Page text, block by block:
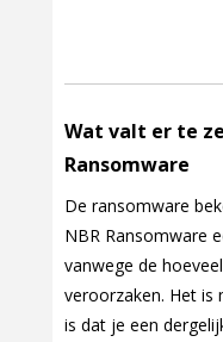
Wat valt er te
Ransomware
De ransomware
NBR Ransomware
vanwege de
veroorzaken. Het is
is dat je een